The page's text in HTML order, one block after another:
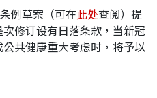
例草案（可在此处查阅）提
修订设有日落条款，当新冠
共健康重大考虑时，将予以